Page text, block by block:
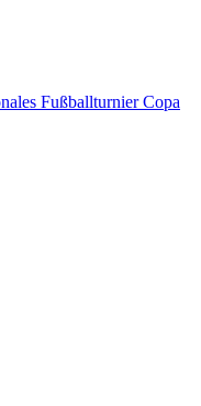
Fußballturnier Copa